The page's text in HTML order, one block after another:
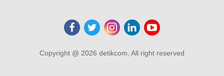
Copyright @ 2026 detikcom, All right reserved